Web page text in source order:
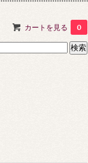
カートを見る 0